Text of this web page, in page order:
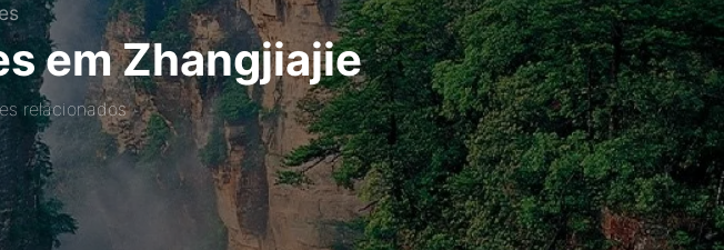
em Zhangjiajie
relacionados